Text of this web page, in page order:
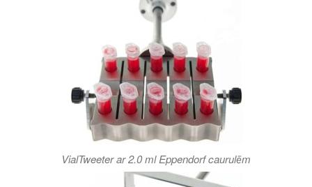
VialTweeter ar 2.0 ml Eppendorf caurulēm